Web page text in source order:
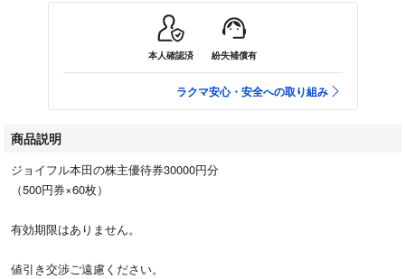
本人確認済 紛失補償有
ラクマ安心・安全への取り組み
商品説明
ジョイフル本田の株主優待券30000円分
（500円券×60枚）
有効期限はありません。
値引き交渉ご遠慮ください。